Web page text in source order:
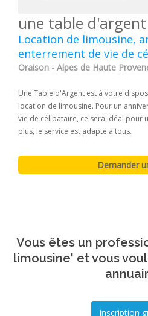
une table d'argent
Location de limousine,
enterrement de vie de
Oraison - Alpes de Haute
Une Table d'Argent est à votre
location de limousine. Pour un
vie de célibataire, ce sera idéal pour
plus, le service est adapté à tous.
Vous êtes un
limousine' et vous